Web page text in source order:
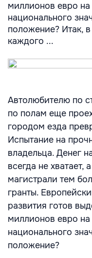
миллионов евро
национального
положение? Итак,
каждого ...
Автолюбителю по
по полам еще
городом езда
Испытание на
владельца. Денег
всегда не хватает,
магистрали тем
гранты.
развития готов
миллионов евро
национального
положение?